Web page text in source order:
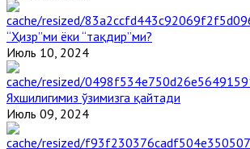
“Ҳизр”ми ёки “тақдир”ми?
Июль 10, 2024
Яхшилигимиз ўзимизга қайтади
Июль 09, 2024